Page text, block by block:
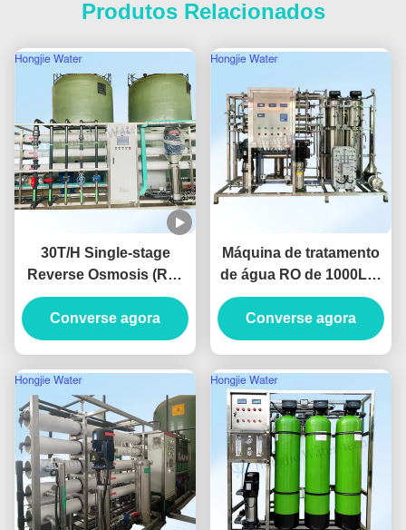
Produtos Relacionados
30T/H Single-stage
Reverse Osmosis (RO)
Pure Water System For
The Lithium Battery
Industry
Converse agora
Máquina de tratamento
de água RO de 1000L/H
com condutividade <
10μs/cm e garantia de 2
anos para equipamento
Converse agora